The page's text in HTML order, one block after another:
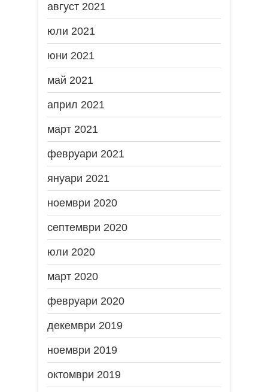
август 2021
юли 2021
юни 2021
май 2021
април 2021
март 2021
февруари 2021
януари 2021
ноември 2020
септември 2020
юли 2020
март 2020
февруари 2020
декември 2019
ноември 2019
октомври 2019